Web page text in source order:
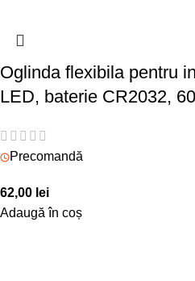
Oglinda flexibila pentru
LED, baterie CR2032,
Precomandă
62,00 lei
Adaugă în coș